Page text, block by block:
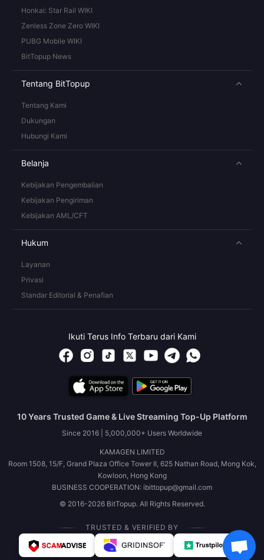
Honkai: Star Rail WIKI
Zenless Zone Zero WIKI
PUBG Mobile WIKI
BitTopup News
Tentang BitTopup
Tentang Kami
Dukungan
Hubungi Kami
Belanja
Kebijakan Pengembalian
Kebijakan Pengiriman
Kebijakan AML/CFT
Hukum
Layanan
Privasi
Standar Editorial & Penafian
Ikuti Terus Info Terbaru dari Kami
10 Years Trusted Game & Live Streaming Top-Up Platform
Since 2016 | 5,000,000+ Users Worldwide
KAMAGEN LIMITED
Room 1508, 15/F, Grand Plaza Office Tower II, 625 Nathan Road, Mong Kok,
Kowloon, Hong Kong
BUSINESS COOPERATION: ibittopup@gmail.com
© 2016-2026 BitTopup. All Rights Reserved.
TRUSTED & VERIFIED BY